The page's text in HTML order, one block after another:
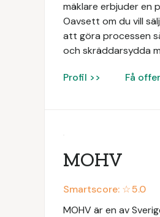
mäklare erbjuder en
Oavsett om du vill
att göra processen
och skräddarsydda
Profil >> Få
MOHV
Smartscore: ☆5.0
MOHV är en av